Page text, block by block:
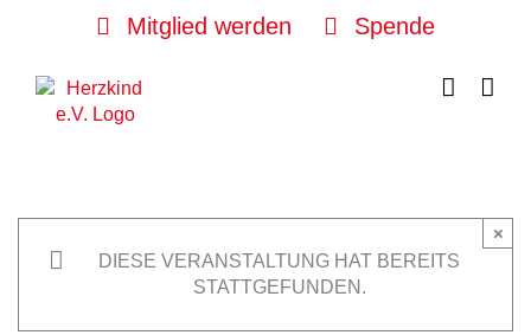
Mitglied werden Spende
DIESE VERANSTALTUNG HAT BEREITS
STATTGEFUNDEN.
×